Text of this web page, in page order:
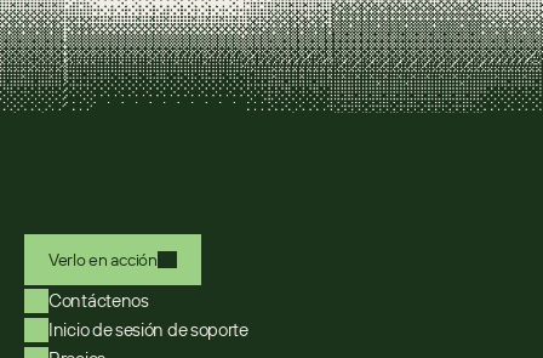
Verlo en acción
Contáctenos
Inicio de sesión de soporte